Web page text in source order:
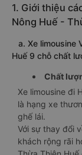
1. Giới thiệu
Nông Huế -
a. Xe limousine
Huế 9 chỗ chất
Chất
Xe limousine đi
là hạng xe
ghế lái.
Với sự thay đổi
khách rộng rãi